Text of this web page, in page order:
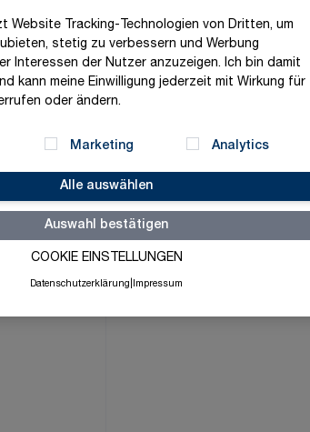
Website Tracking-Technologien von Dritten, um
stetig zu verbessern und Werbung
Interessen der Nutzer anzuzeigen. Ich bin damit
kann meine Einwilligung jederzeit mit Wirkung für
oder ändern.
Marketing Analytics
Alle auswählen
Auswahl bestätigen
COOKIE EINSTELLUNGEN
Datenschutzerklärung Impressum
23,84 €
exklusive MwSt. und zzgl.
Versandbereit in 3-5 Tage
Merkliste